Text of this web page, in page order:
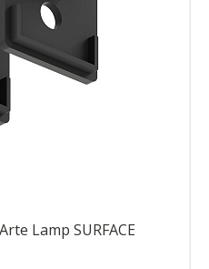
Lamp SURFACE